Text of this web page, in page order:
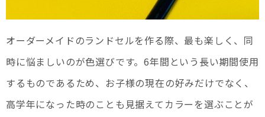
オーダーメイドのランドセルを作る際、最も楽しく、同
時に悩ましいのが色選びです。6年間という長い期間使用
するものであるため、お子様の現在の好みだけでなく、
高学年になった時のことも見据えてカラーを選ぶことが